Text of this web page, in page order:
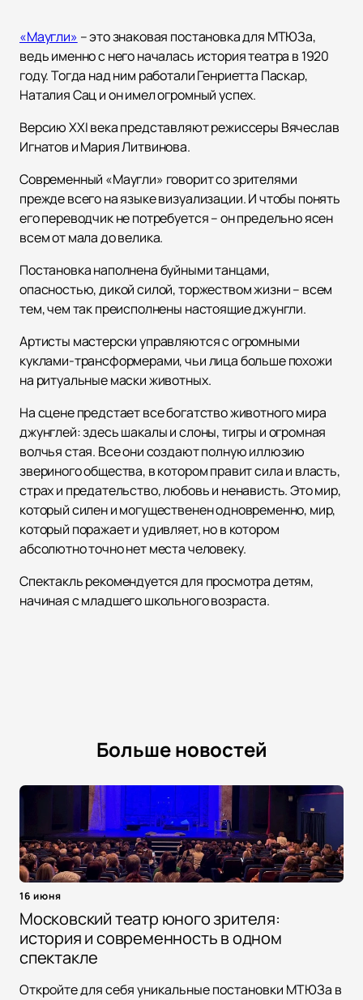
«Маугли» – это знаковая постановка для МТЮЗа,
ведь именно с него началась история театра в 1920
году. Тогда над ним работали Генриетта Паскар,
Наталия Сац и он имел огромный успех.
Версию XXI века представляют режиссеры Вячеслав
Игнатов и Мария Литвинова.
Современный «Маугли» говорит со зрителями
прежде всего на языке визуализации. И чтобы понять
его переводчик не потребуется – он предельно ясен
всем от мала до велика.
Постановка наполнена буйными танцами,
опасностью, дикой силой, торжеством жизни – всем
тем, чем так преисполнены настоящие джунгли.
Артисты мастерски управляются с огромными
куклами-трансформерами, чьи лица больше похожи
на ритуальные маски животных.
На сцене предстает все богатство животного мира
джунглей: здесь шакалы и слоны, тигры и огромная
волчья стая. Все они создают полную иллюзию
звериного общества, в котором правит сила и власть,
страх и предательство, любовь и ненависть. Это мир,
который силен и могущественен одновременно, мир,
который поражает и удивляет, но в котором
абсолютно точно нет места человеку.
Спектакль рекомендуется для просмотра детям,
начиная с младшего школьного возраста.
Больше новостей
16 июня
Московский театр юного зрителя:
история и современность в одном
спектакле
Откройте для себя уникальные постановки МТЮЗа в